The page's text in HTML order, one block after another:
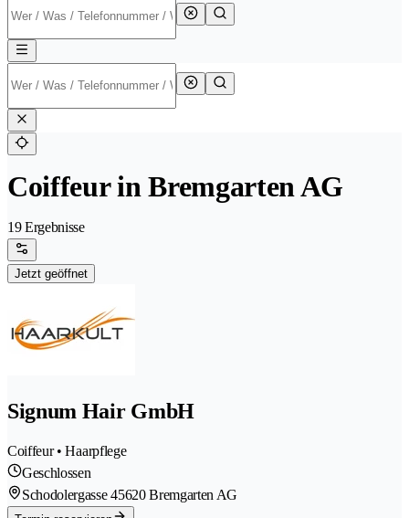
Coiffeur in Bremgarten AG
19 Ergebnisse
Jetzt geöffnet
Signum Hair GmbH
Coiffeur • Haarpflege
Geschlossen
Schodolergasse 45620 Bremgarten AG